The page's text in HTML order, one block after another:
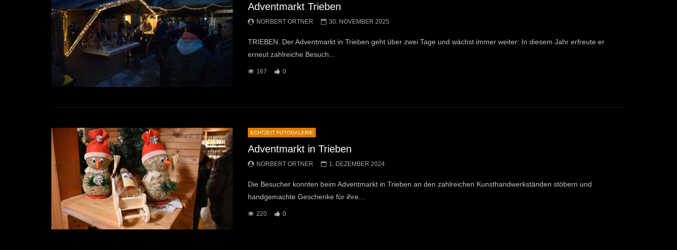
Adventmarkt Trieben
NORBERT ORTNER 30. NOVEMBER 2025
TRIEBEN. Der Adventmarkt in Trieben geht über zwei Tage und wächst immer weiter: In diesem Jahr erfreute er
erneut zahlreiche Besuch...
167 0
ECHTZEIT FOTOGALERIE
Adventmarkt in Trieben
NORBERT ORTNER 1. DEZEMBER 2024
Die Besucher konnten beim Adventmarkt in Trieben an den zahlreichen Kunsthandwerkständen stöbern und
handgemachte Geschenke für ihre...
220 0